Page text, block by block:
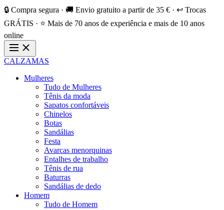
🔒 Compra segura · 🚚 Envio gratuito a partir de 35 € · ↩️ Trocas
GRÁTIS · ⭐ Mais de 70 anos de experiência e mais de 10 anos
online
CALZAMAS
Mulheres
Tudo de Mulheres
Tênis da moda
Sapatos confortáveis
Chinelos
Botas
Sandálias
Festa
Avarcas menorquinas
Entalhes de trabalho
Tênis de rua
Baturras
Sandálias de dedo
Homem
Tudo de Homem